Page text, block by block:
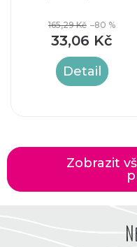
165,29 Kč –80 %
33,06 Kč
Detail
Zobrazit